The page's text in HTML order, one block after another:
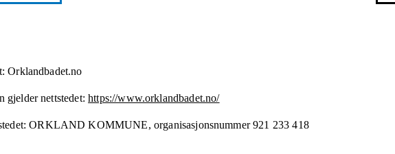
Orklandbadet.no
gjelder nettstedet: https://www.orklandbadet.no/
ORKLAND KOMMUNE, organisasjonsnummer 921 233 418